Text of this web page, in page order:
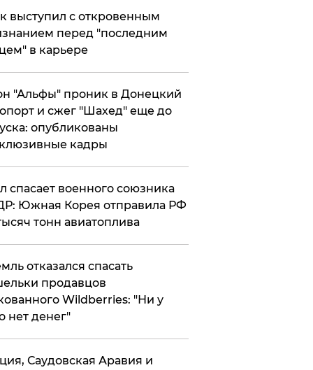
выступил с откровенным
перед "последним
в карьере
"Альфы" проник в Донецкий
и сжег "Шахед" еще до
опубликованы
кадры
спасает военного союзника
Южная Корея отправила РФ
тонн авиатоплива
отказался спасать
продавцов
Wildberries: "Ни у
нет денег"
Саудовская Аравия и